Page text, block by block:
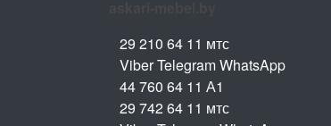
29 210 64 11 мтс
Viber Telegram WhatsApp
44 760 64 11 А1
29 742 64 11 мтс